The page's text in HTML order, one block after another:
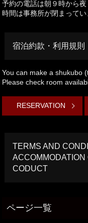
予約の電話は朝９時から
時間は事務所が閉まってい
宿泊約款・利用規則
You can make a shukubo
Please check room
RESERVATION
TERMS AND
CODUCT